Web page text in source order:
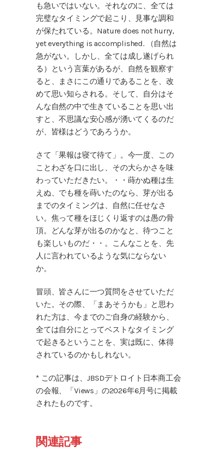
も急いではいない。それなのに、全ては
完璧なタイミングで起こり、見事な調和
が保たれている。Nature does not hurry,
yet everything is accomplished. （自然は
急がない。しかし、全ては成し遂げられ
る）という言葉があるが、自然を観察す
ると、まさにこの通りであることを、改
めて思い知らされる。そして、自分はそ
んな自然の中で生きていることを思い出
すと、不思議な安心感が湧いてくるのだ
が、皆様はどうであろうか。
さて「果報は寝て待て」。今一度、この
ことわざを口に出し、その大らかさを味
わっていただきたい。・・蒔かぬ種は生
えぬ、でも種を蒔いたのなら、芽が出る
までのタイミングは、自然に任せなさ
い。焦って種をほじくり返すのは愚の骨
頂。どんな芽が出るのかなと、待つこと
も楽しいものだ・・。こんなことを、先
人に言われているような気にならない
か。
冒頭、皆さんに一つ質問をさせていただ
いた。その際、「まあそうかも」と思わ
れた方は、今までのご自身の経験から、
全ては自分にとってベストなタイミング
で起きるということを、実は既に、体得
されているのかもしれない。
* この記事は、JBSDデトロイト日本商工会
の会報、「Views」の2026年6月号に掲載
されたものです。
関連記事